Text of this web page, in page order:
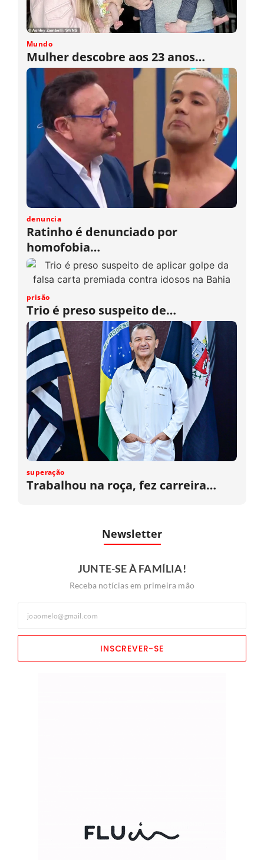
Mundo
Mulher descobre aos 23 anos…
denuncia
Ratinho é denunciado por
homofobia…
prisão
Trio é preso suspeito de…
superação
Trabalhou na roça, fez carreira…
Newsletter
JUNTE-SE À FAMÍLIA!
Receba notícias em primeira mão
INSCREVER-SE